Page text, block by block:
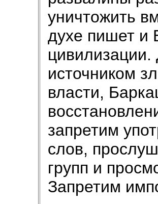
уничтожить
духе пишет и
цивилизации.
источником
власти,
запретим
слов,
групп и
Запретим